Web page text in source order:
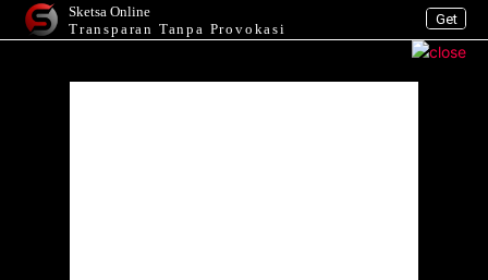
Get
Sketsa Online
Transparan Tanpa Provokasi